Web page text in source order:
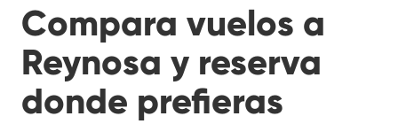
Compara vuelos a
Reynosa y reserva
donde prefieras